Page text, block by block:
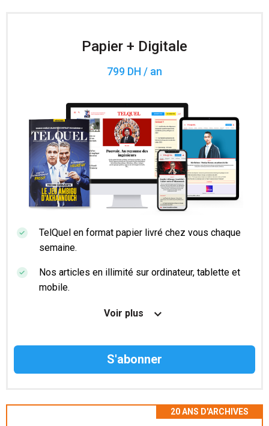
Papier + Digitale
799 DH / an
TelQuel en format papier livré chez vous chaque
semaine.
Nos articles en illimité sur ordinateur, tablette et
mobile.
Le magazine TelQuel en numérique avant la sortie
Voir plus